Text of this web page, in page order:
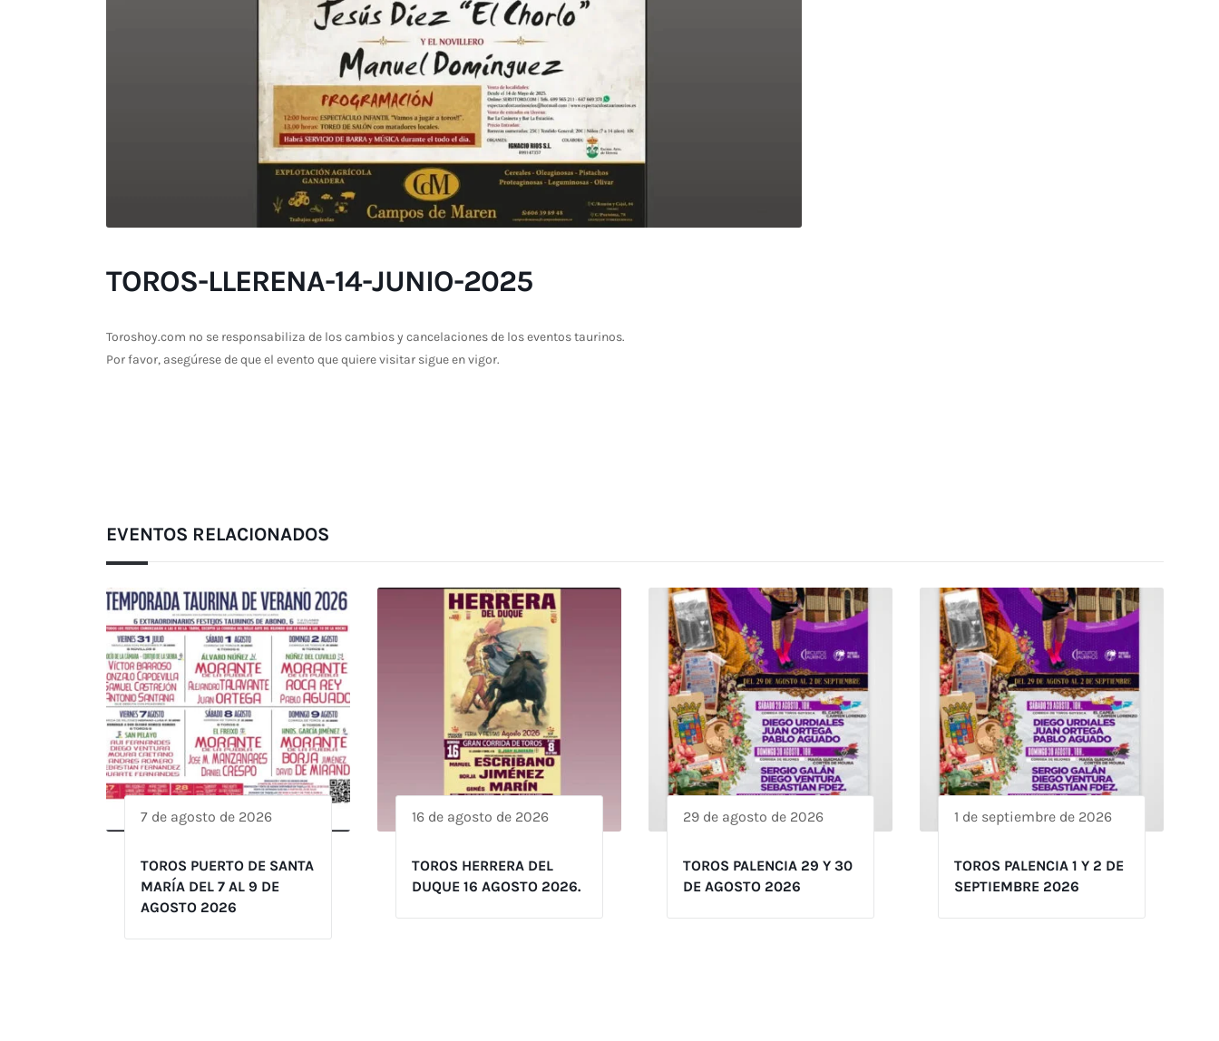
TOROS-LLERENA-14-JUNIO-2025
Toroshoy.com no se responsabiliza de los cambios y cancelaciones de los eventos taurinos.
Por favor, asegúrese de que el evento que quiere visitar sigue en vigor.
EVENTOS RELACIONADOS
7 de agosto de 2026
TOROS PUERTO DE SANTA
MARÍA DEL 7 AL 9 DE
AGOSTO 2026
16 de agosto de 2026
TOROS HERRERA DEL
DUQUE 16 AGOSTO 2026.
29 de agosto de 2026
TOROS PALENCIA 29 Y 30
DE AGOSTO 2026
1 de septiembre de 2026
TOROS PALENCIA 1 Y 2 DE
SEPTIEMBRE 2026